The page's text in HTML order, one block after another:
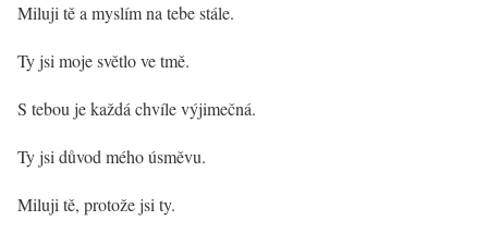
Miluji tě a myslím na tebe stále.
Ty jsi moje světlo ve tmě.
S tebou je každá chvíle výjimečná.
Ty jsi důvod mého úsměvu.
Miluji tě, protože jsi ty.